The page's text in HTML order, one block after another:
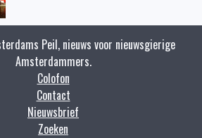
Peil, nieuws voor nieuwsgierige
Amsterdammers.
Colofon
Contact
Nieuwsbrief
Zoeken